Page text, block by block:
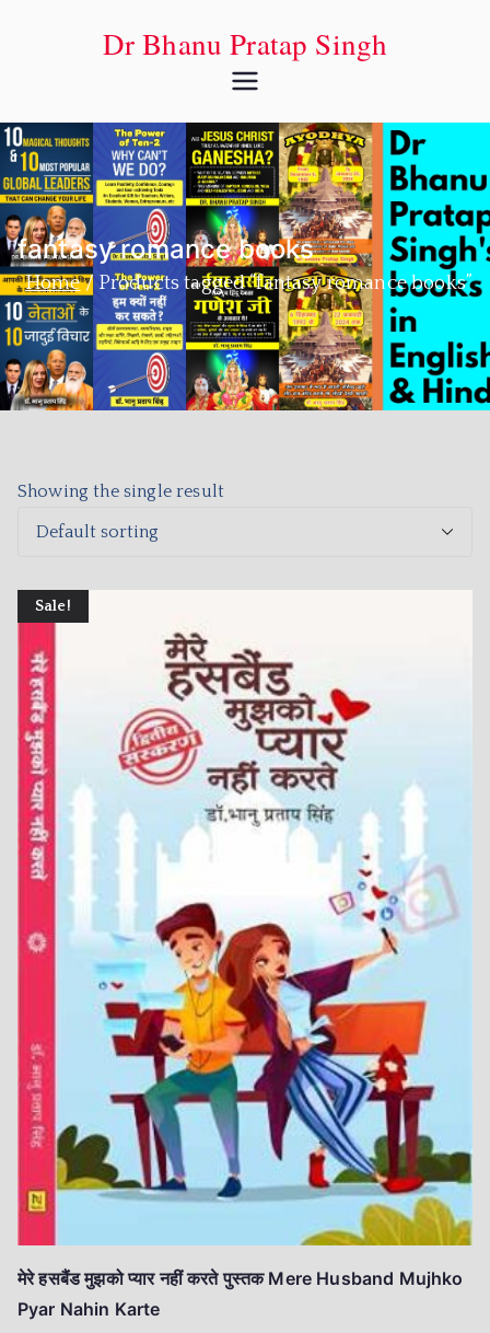
Dr Bhanu Pratap Singh
fantasy romance books
Home Products tagged “fantasy romance books”
Showing the single result
Sale!
मेरे हसबैंड मुझको प्यार नहीं करते पुस्तक Mere Husband Mujhko
Pyar Nahin Karte